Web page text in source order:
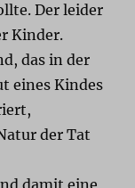
Der leider
Kinder.
das in der
eines Kindes
der Tat
damit eine